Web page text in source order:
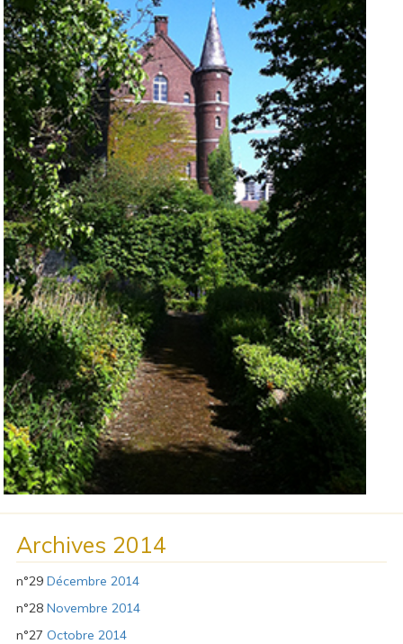
Archives 2014
n°29 Décembre 2014
n°28 Novembre 2014
n°27 Octobre 2014